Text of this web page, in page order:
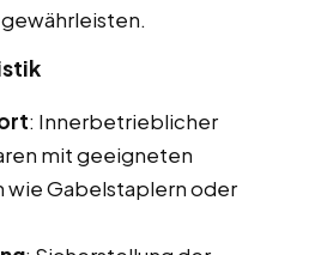
: Innerbetrieblicher
mit geeigneten
wie Gabelstaplern oder